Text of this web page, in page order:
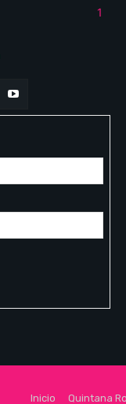
1
Inicio
Quintana